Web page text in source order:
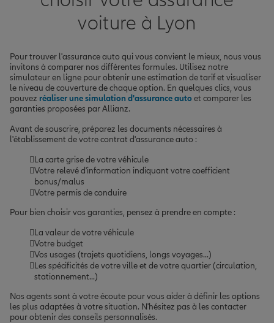
voiture à Lyon
Pour trouver l'assurance auto qui vous convient le mieux, nous vous
invitons à comparer nos différentes formules. Utilisez notre
simulateur en ligne pour obtenir une estimation de tarif et visualiser
le niveau de couverture de chaque option. En quelques clics, vous
pouvez réaliser une simulation d'assurance autoet comparer les
garanties proposées par Allianz.
Avant de souscrire, préparez les documents nécessaires à
l'établissement de votre contrat d'assurance auto :
La carte grise de votre véhicule
Votre relevé d'information indiquant votre coefficient
bonus/malus
Votre permis de conduire
Pour bien choisir vos garanties, pensez à prendre en compte :
La valeur de votre véhicule
Votre budget
Vos usages (trajets quotidiens, longs voyages...)
Les spécificités de votre ville et de votre quartier (circulation,
stationnement...)
Nos agents sont à votre écoute pour vous aider à définir les options
les plus adaptées à votre situation. N'hésitez pas à les contacter
pour obtenir des conseils personnalisés.